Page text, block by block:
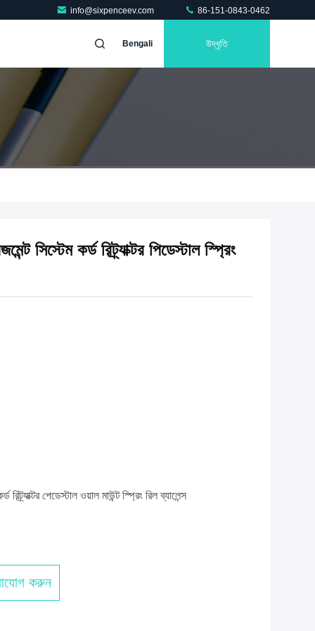
info@sixpenceev.com 86-151-0843-0462
Bengali উদ্ধৃতি
সিস্টেম কর্ড রিট্র্যাক্টর পিডেস্টাল স্প্রিং
রিট্র্যাক্টর পেডেস্টাল ওয়াল মাউন্ট স্প্রিং রিল ব্যালেন্স
করুন